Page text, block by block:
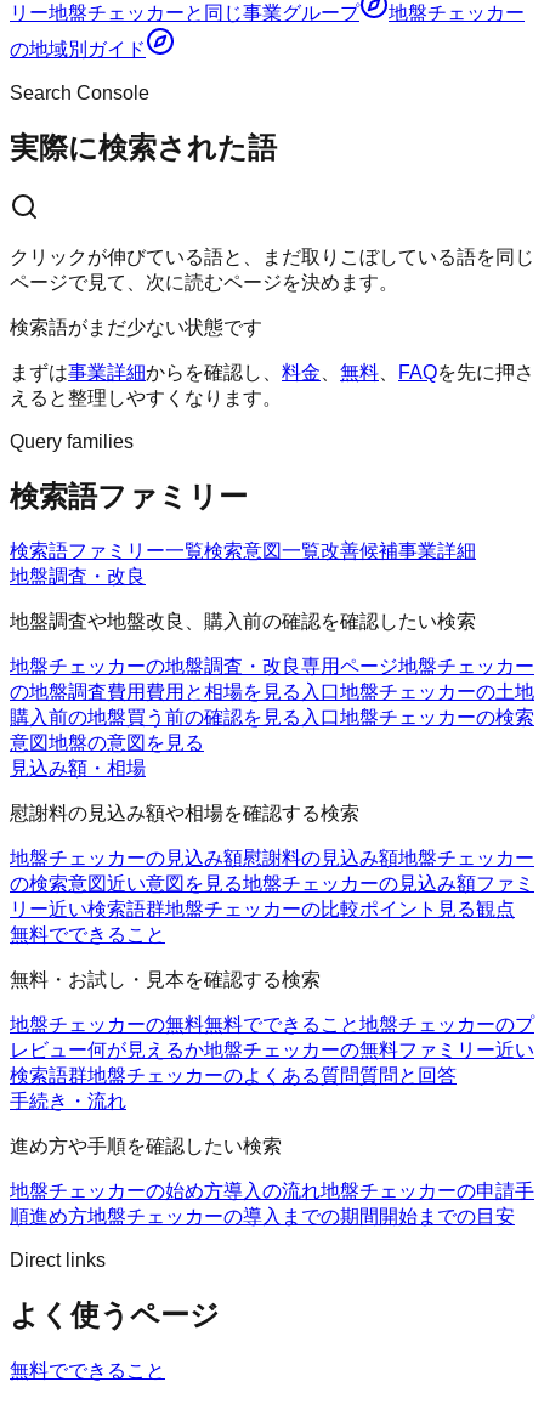
リー地盤チェッカーと同じ事業グループ
地盤チェッカー
の地域別ガイド
Search Console
実際に検索された語
クリックが伸びている語と、まだ取りこぼしている語を同じ
ページで見て、次に読むページを決めます。
検索語がまだ少ない状態です
まずは事業詳細からを確認し、 料金 無料 FAQを先に押さ
えると整理しやすくなります。
Query families
検索語ファミリー
検索語ファミリー一覧検索意図一覧改善候補事業詳細
地盤調査・改良
地盤調査や地盤改良、購入前の確認を確認したい検索
地盤チェッカーの地盤調査・改良専用ページ地盤チェッカー
の地盤調査費用 費用と相場を見る入口地盤チェッカーの土地
購入前の地盤買う前の確認を見る入口地盤チェッカーの検索
意図地盤の意図を見る
見込み額・相場
慰謝料の見込み額や相場を確認する検索
地盤チェッカーの見込み額慰謝料の見込み額地盤チェッカー
の検索意図近い意図を見る地盤チェッカーの見込み額ファミ
リー近い検索語群地盤チェッカーの比較ポイント 見る観点
無料でできること
無料・お試し・見本を確認する検索
地盤チェッカーの無料無料でできること地盤チェッカーのプ
レビュー何が見えるか地盤チェッカーの無料ファミリー近い
検索語群地盤チェッカーのよくある質問質問と回答
手続き・流れ
進め方や手順を確認したい検索
地盤チェッカーの始め方導入の流れ地盤チェッカーの申請手
順進め方地盤チェッカーの導入までの期間 開始までの目安
Direct links
よく使うページ
無料でできること